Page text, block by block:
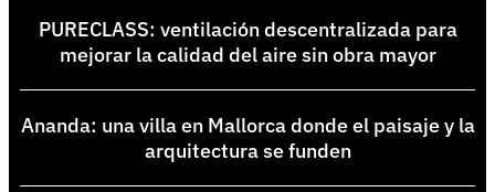
PURECLASS: ventilación descentralizada para
mejorar la calidad del aire sin obra mayor
Ananda: una villa en Mallorca donde el paisaje y la
arquitectura se funden